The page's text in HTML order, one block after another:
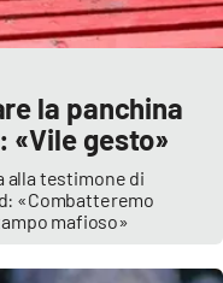
la panchina
«Vile gesto»
alla testimone di
«Combatteremo
mafioso»